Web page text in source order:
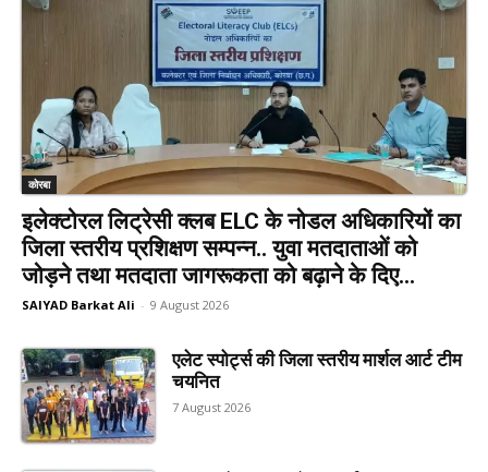
कोरबा
इलेक्टोरल लिट्रेसी क्लब ELC के नोडल अधिकारियों का
जिला स्तरीय प्रशिक्षण सम्पन्न.. युवा मतदाताओं को
जोड़ने तथा मतदाता जागरूकता को बढ़ाने के दिए...
SAIYAD Barkat Ali - 9 August 2026
एलेट स्पोर्ट्स की जिला स्तरीय मार्शल आर्ट टीम
चयनित
7 August 2026